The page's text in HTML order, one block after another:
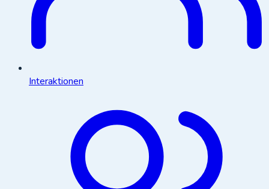
Interaktionen